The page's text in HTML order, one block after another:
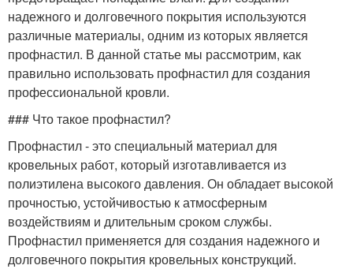
надежного и долговечного покрытия используются
различные материалы, одним из которых является
профнастил. В данной статье мы рассмотрим, как
правильно использовать профнастил для создания
профессиональной кровли.
### Что такое профнастил?
Профнастил - это специальный материал для
кровельных работ, который изготавливается из
полиэтилена высокого давления. Он обладает высокой
прочностью, устойчивостью к атмосферным
воздействиям и длительным сроком службы.
Профнастил применяется для создания надежного и
долговечного покрытия кровельных конструкций.